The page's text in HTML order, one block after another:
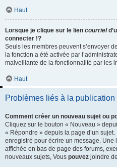
Haut
Lorsque je clique sur le lien courriel
connecter !?
Seuls les membres peuvent s’envoyer
la fonction a été activée par
malveillante de la fonctionnalité par les
Haut
Problèmes liés à la
Comment créer un nouveau sujet ou
Cliquez sur le bouton « Nouveau »
« Répondre » depuis la page d’un
enregistré pour écrire un message.
affichée en bas de page des forums,
nouveaux sujets, Vous pouvez joindre